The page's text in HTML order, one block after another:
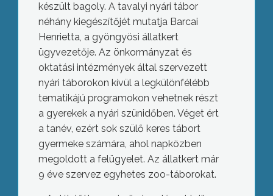
készült bagoly. A tavalyi nyári tábor
néhány kiegészítőjét mutatja Barcai
Henrietta, a gyöngyösi állatkert
ügyvezetője. Az önkormányzat és
oktatási intézmények által szervezett
nyári táborokon kívül a legkülönfélébb
tematikájú programokon vehetnek részt
a gyerekek a nyári szünidőben. Véget ért
a tanév, ezért sok szülő keres tábort
gyermeke számára, ahol napközben
megoldott a felügyelet. Az állatkert már
9 éve szervez egyhetes zoo-táborokat.